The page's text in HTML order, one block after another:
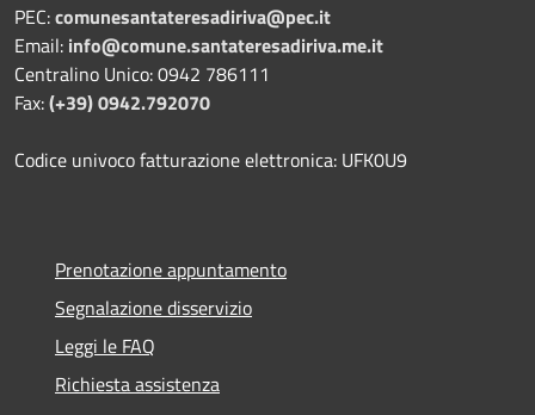
PEC:comunesantateresadiriva@pec.it
Email: info@comune.santateresadiriva.me.it
Centralino Unico: 0942 786111
Fax:(+39) 0942.792070
Codice univoco fatturazione elettronica: UFK0U9
Prenotazione appuntamento
Segnalazione disservizio
Leggi le FAQ
Richiesta assistenza